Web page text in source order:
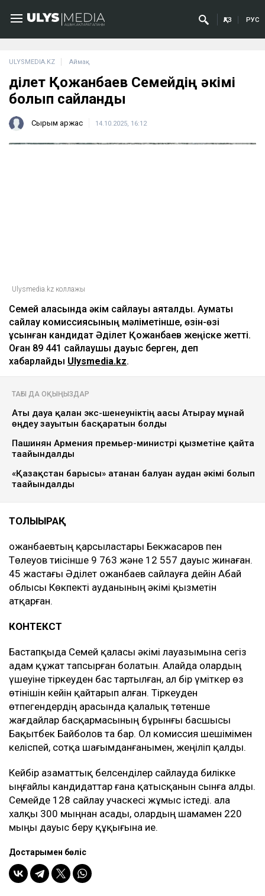
ҚАЗ РУС
ULYSMEDIA.KZ Аймақ
Әділет Қожанбаев Семейдің әкімі
болып сайланды
Сырым Қаржас 14.10.2025, 16:12
Ulysmedia.kz коллажы
Семей қаласында әкім сайлауы аяқталды. Аумақтық
сайлау комиссиясының мәліметінше, өзін-өзі
ұсынған кандидат Әділет Қожанбаев жеңіске жетті.
Оған 89 441 сайлаушы дауыс берген, деп
хабарлайды Ulysmedia.kz.
ТАҒЫ ДА ОҚЫҢЫЗДАР
Аты дауға қалған экс-шенеуніктің ағасы Атырау мұнай
өңдеу зауытын басқаратын болды
Пашинян Армения премьер-министрі қызметіне қайта
тағайындалды
«Қазақстан барысы» атанған балуан аудан әкімі болып
тағайындалды
ТОЛЫҒЫРАҚ
Қожанбаевтың қарсыластары Бекжасаров пен
Төлеуов тиісінше 9 763 және 12 557 дауыс жинаған.
45 жастағы Әділет Қожанбаев сайлауға дейін Абай
облысы Көкпекті ауданының әкімі қызметін
атқарған.
КОНТЕКСТ
Бастапқыда Семей қаласы әкімі лауазымына сегіз
адам құжат тапсырған болатын. Алайда олардың
үшеуіне тіркеуден бас тартылған, ал бір үміткер өз
өтінішін кейін қайтарып алған. Тіркеуден
өтпегендердің арасында қалалық төтенше
жағдайлар басқармасының бұрынғы басшысы
Бақытбек Байболов та бар. Ол комиссия шешімімен
келіспей, сотқа шағымданғанымен, жеңіліп қалды.
Кейбір азаматтық белсенділер сайлауда билікке
ыңғайлы кандидаттар ғана қатысқанын сынға алды.
Семейде 128 сайлау учаскесі жұмыс істеді. Қала
халқы 300 мыңнан асады, олардың шамамен 220
мыңы дауыс беру құқығына ие.
Достарыңмен бөліс